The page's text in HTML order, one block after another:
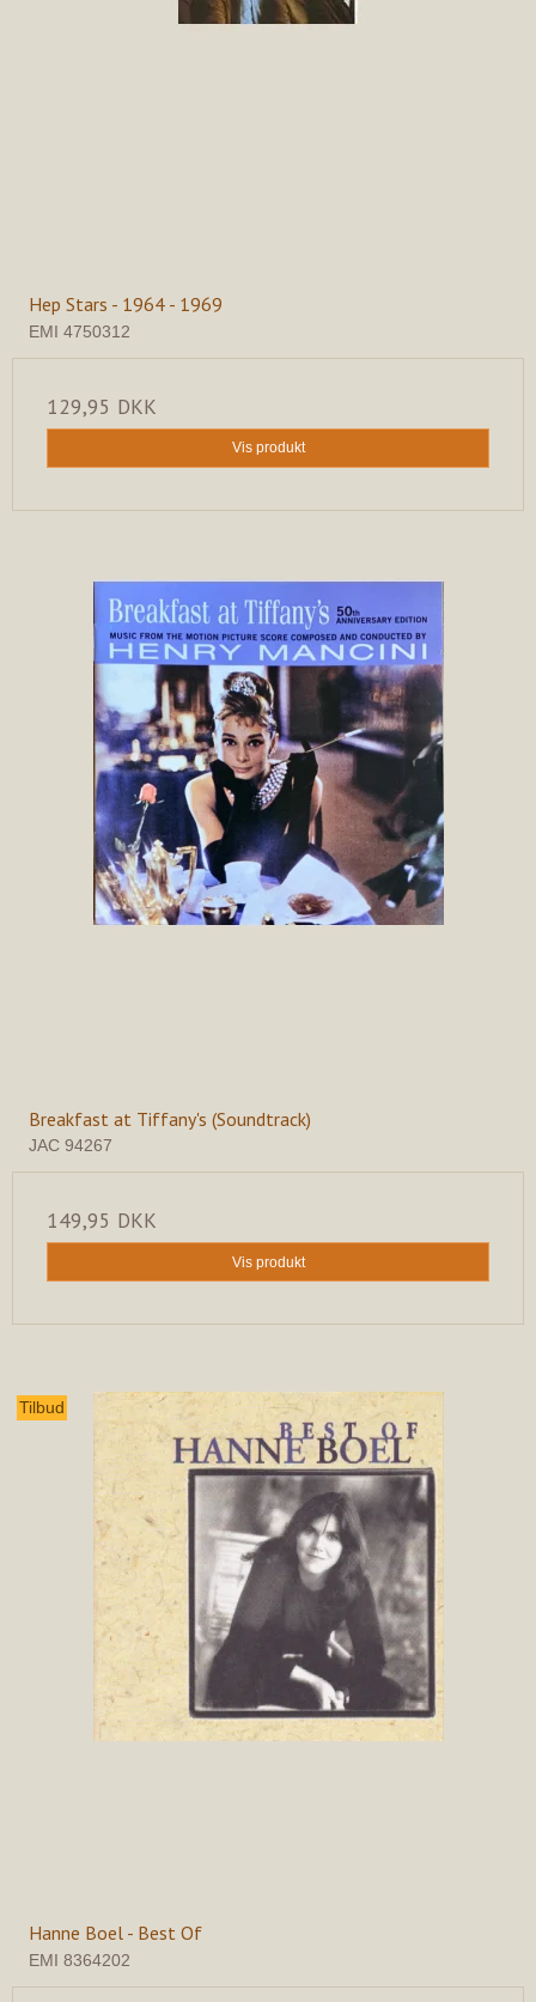
Hep Stars - 1964 - 1969
EMI 4750312
129,95 DKK
Vis produkt
Breakfast at Tiffany's (Soundtrack)
JAC 94267
149,95 DKK
Vis produkt
Tilbud
Hanne Boel - Best Of
EMI 8364202